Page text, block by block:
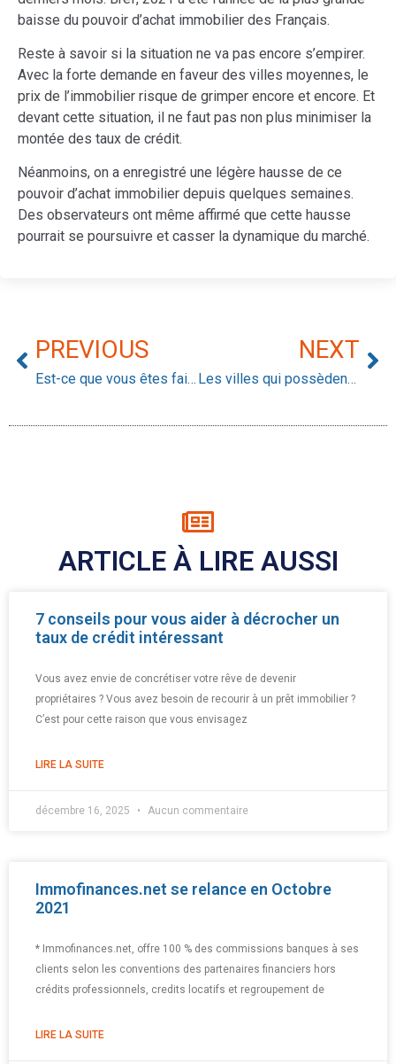
baisse du pouvoir d’achat immobilier des Français.
Reste à savoir si la situation ne va pas encore s’empirer.
Avec la forte demande en faveur des villes moyennes, le
prix de l’immobilier risque de grimper encore et encore. Et
devant cette situation, il ne faut pas non plus minimiser la
montée des taux de crédit.
Néanmoins, on a enregistré une légère hausse de ce
pouvoir d’achat immobilier depuis quelques semaines.
Des observateurs ont même affirmé que cette hausse
pourrait se poursuivre et casser la dynamique du marché.
PREVIOUS
Est-ce que vous êtes fait pour investir dans l’immobilier ?
NEXT
Les villes qui possèdent le meilleur potentiel immobilier en 2022
ARTICLE À LIRE AUSSI
7 conseils pour vous aider à décrocher un
taux de crédit intéressant
Vous avez envie de concrétiser votre rêve de devenir
propriétaires ? Vous avez besoin de recourir à un prêt immobilier ?
C’est pour cette raison que vous envisagez
LIRE LA SUITE
décembre 16, 2025 Aucun commentaire
Immofinances.net se relance en Octobre
2021
* Immofinances.net, offre 100 % des commissions banques à ses
clients selon les conventions des partenaires financiers hors
crédits professionnels, credits locatifs et regroupement de
LIRE LA SUITE